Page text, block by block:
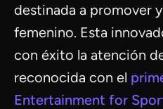
destinada a promover
femenino. Esta
con éxito la atención
reconocida con el
Entertainment for